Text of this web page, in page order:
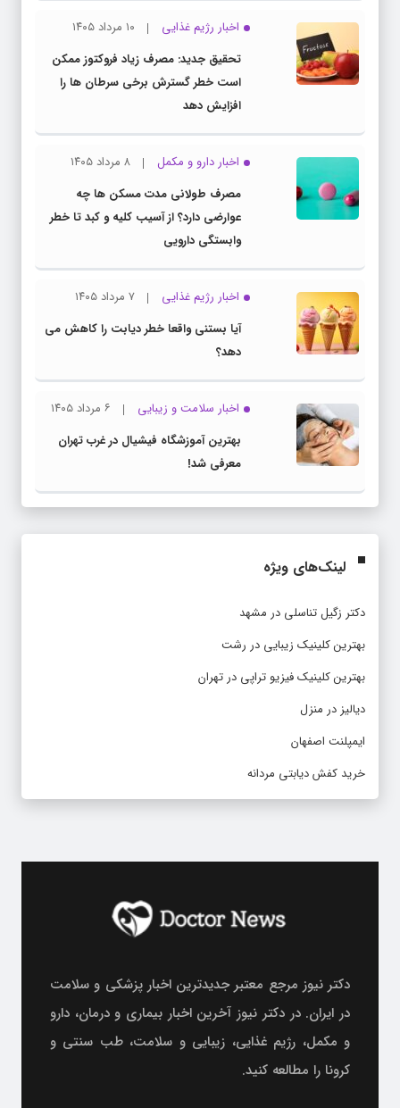
اخبار رژیم غذایی
۱۰ مرداد ۱۴۰۵
تحقیق جدید: مصرف زیاد فروکتوز ممکن
است خطر گسترش برخی سرطان ها را
افزایش دهد
اخبار دارو و مکمل
۸ مرداد ۱۴۰۵
مصرف طولانی مدت مسکن ها چه
عوارضی دارد؟ از آسیب کلیه و کبد تا خطر
وابستگی دارویی
اخبار رژیم غذایی
۷ مرداد ۱۴۰۵
آیا بستنی واقعا خطر دیابت را کاهش می
دهد؟
اخبار سلامت و زیبایی
۶ مرداد ۱۴۰۵
بهترین آموزشگاه فیشیال در غرب تهران
معرفی شد!
لینک‌های ویژه
دکتر زگیل تناسلی در مشهد
بهترین کلینیک زیبایی در رشت
بهترین کلینیک فیزیو تراپی در تهران
دیالیز در منزل
ایمپلنت اصفهان
خرید کفش دیابتی مردانه
دکتر نیوز مرجع معتبر جدیدترین اخبار پزشکی و سلامت
در ایران. در دکتر نیوز آخرین اخبار بیماری و درمان، دارو
و مکمل، رژیم غذایی، زیبایی و سلامت، طب سنتی و
کرونا را مطالعه کنید.